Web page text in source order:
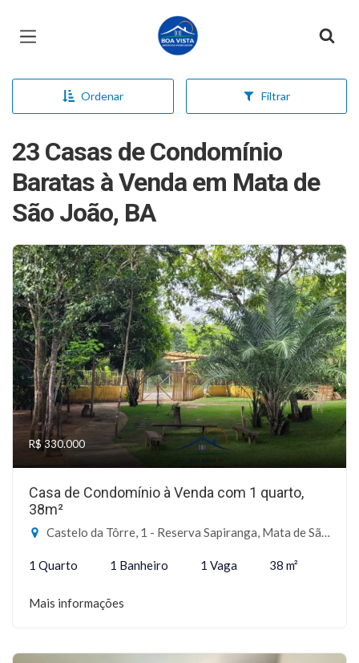
Página inicial
Ordenar Filtrar
23 Casas de Condomínio
Baratas à Venda em Mata de
São João, BA
R$ 330.000
Casa de Condomínio à Venda com 1 quarto,
38m²
Castelo da Tôrre, 1 - Reserva Sapiranga, Mata de São João-BA
1 Quarto 1 Banheiro 1 Vaga 38 m²
Mais informações